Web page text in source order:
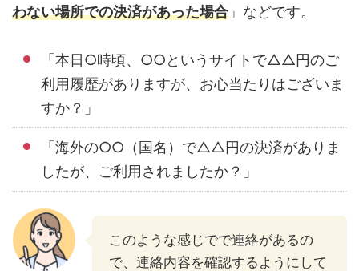
わない場所での決済があった場合 」などです。
「本日○時頃、○○というサイトで△△円のご
利用履歴がありますが、お心当たりはございま
すか？」
「海外の○○（国名）で△△円の決済がありま
したが、ご利用されましたか？」
このような感じでで連絡があるの
で、連絡内容を確認するようにして